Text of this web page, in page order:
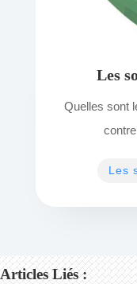
Les
Quelles sont
Les
Articles Liés :